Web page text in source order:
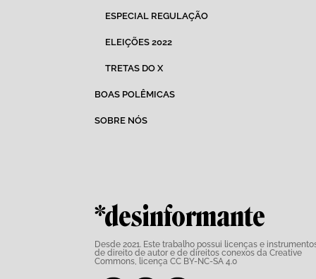
ESPECIAL REGULAÇÃO
ELEIÇÕES 2022
TRETAS DO X
BOAS POLÊMICAS
SOBRE NÓS
*desinformante
Desde 2021. Este trabalho possui licenças e
de direito de autor e de direitos conexos da Creative
Commons,
licença CC BY-NC-SA 4.0